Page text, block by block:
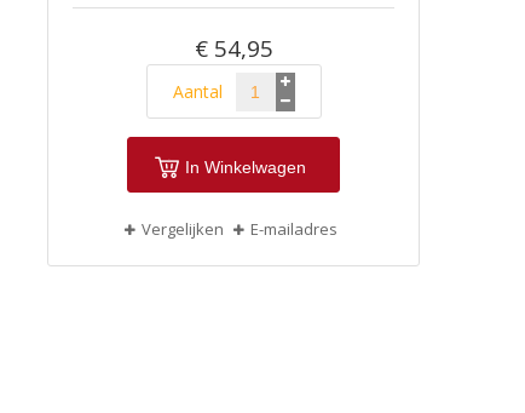
€ 54,95
Aantal
In Winkelwagen
Vergelijken E-mailadres